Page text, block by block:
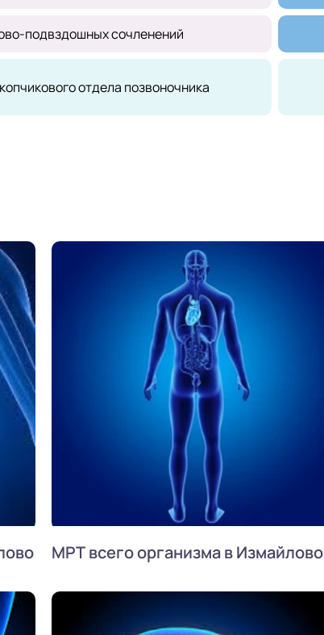
подвздошных сочленений
отдела позвоночника
МРТ всего организма в Измайлово